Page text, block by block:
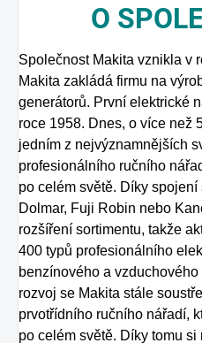
O
Společnost Makita vznikla v
Makita zakládá firmu na
generátorů. První elektrické
roce 1958. Dnes, o více než
jedním z nejvýznamnějších
profesionálního ručního
po celém světě. Díky
Dolmar, Fuji Robin nebo
rozšíření sortimentu, takže
400 typů profesionálního
benzínového a
rozvoj se Makita stále
prvotřídního ručního nářadí,
po celém světě. Díky tomu